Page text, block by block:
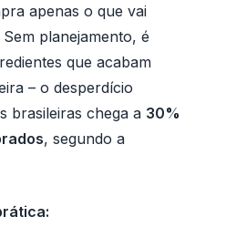
apenas o que vai
planejamento, é
que acabam
– o desperdício
brasileiras chega a 30%
, segundo a